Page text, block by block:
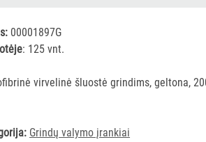
00001897G
: 125 vnt.
virvelinė šluostė grindims, geltona,
Grindų valymo įrankiai